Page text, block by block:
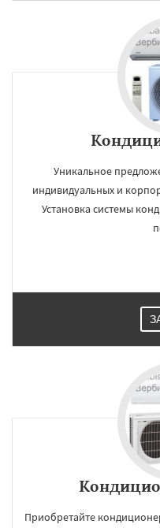
Уникальное
индивидуальных и
Установка системы
Приобретайте